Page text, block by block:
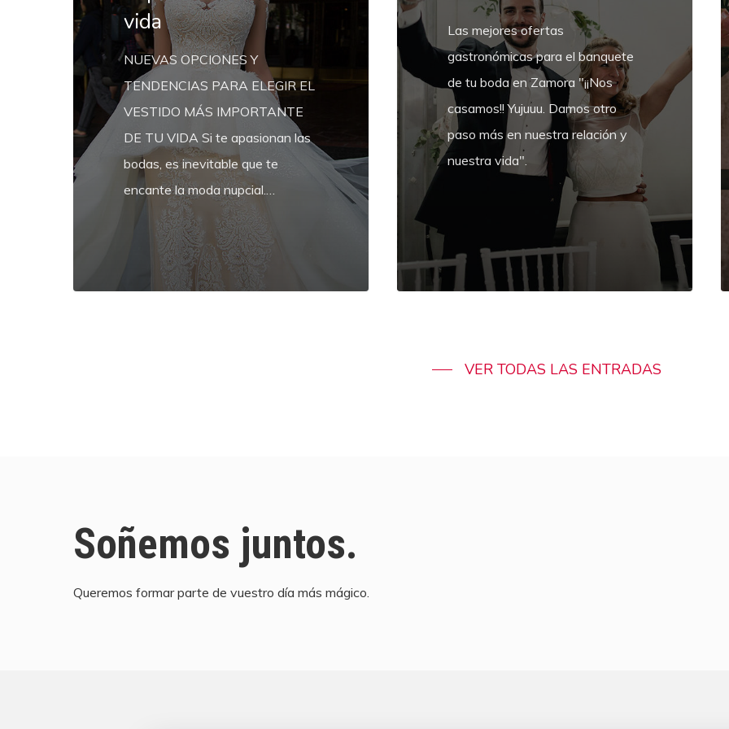
vida
vida
NUEVAS OPCIONES Y
TENDENCIAS PARA ELEGIR EL
VESTIDO MÁS IMPORTANTE
DE TU VIDA Si te apasionan las
bodas, es inevitable que te
encante la moda nupcial.…
Las mejores ofertas
gastronómicas para el banquete
de tu boda en Zamora "¡¡Nos
casamos!! Yujuuu. Damos otro
paso más en nuestra relación y
nuestra vida".
y
VER TODAS LAS ENTRADAS
Soñemos juntos.
Queremos formar parte de vuestro día más mágico.